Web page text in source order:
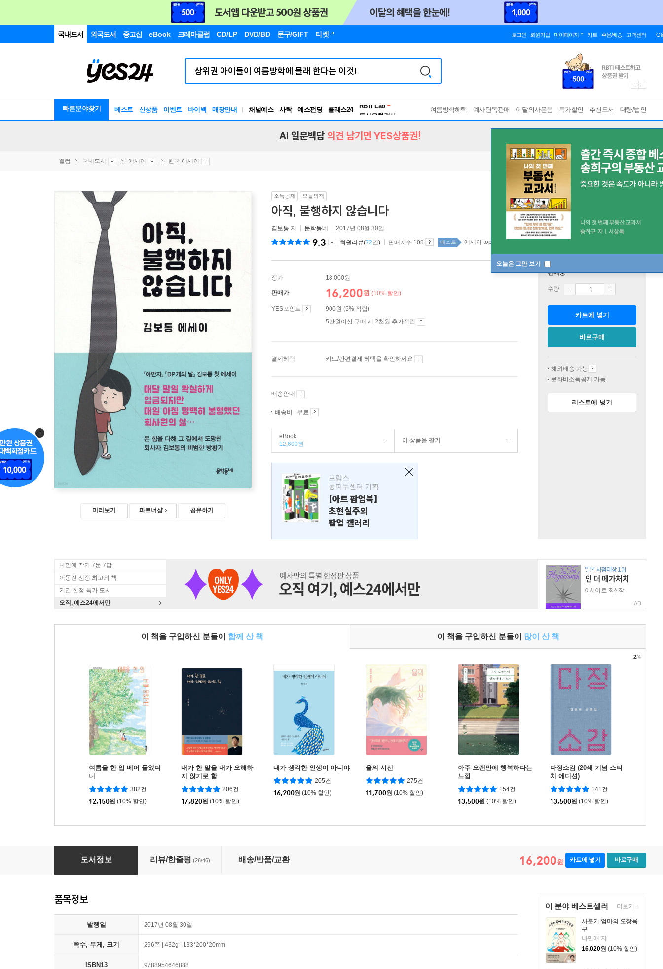
국내도서 외국도서 중고샵 eBook 크레마클럽 CD/LP DVD/BD 문구/GIFT 티켓 로그인 회원가입 마이페이지 카트 주문/배송 고객센터
빠른분야찾기 베스트 신상품 이벤트 바이백 매장안내 채널예스 사락 예스펀딩 클래스24
독서유형검사
RBTI Lab
여름방학혜택 예사단독판매 이달의사은품 특가할인 추천도서 대량/법인
오늘은 그만 보기
AI 일문백답 의견 남기면 YES상품권!
웰컴 국내도서 에세이 한국 에세이
미리보기 파트너샵 공유하기
소득공제 오늘의책
아직, 불행하지 않습니다
김보통 저 문학동네 2017년 08월 30일
9.3 회원리뷰(72건) 판매지수 108 베스트 에세이 top100 3주
정가 18,000원
판매가 16,200원 (10% 할인)
YES포인트
900원 (5% 적립)
5만원이상 구매 시 2천원 추가적립
결제혜택 카드/간편결제 혜택을 확인하세요
배송안내
배송비 : 무료
eBook
12,600원
이 상품을 팔기
프랑스
퐁피두센터 기획
[아트 팝업북]
초현실주의
팝업 갤러리
판매중
수량
카트에 넣기
바로구매
해외배송 가능
문화비소득공제 가능
리스트에 넣기
나민애 작가 7문 7답
이동진 선정 최고의 책
기간 한정 특가 도서
오직, 예스24에서만
AD
이 책을 구입하신 분들이 함께 산 책 이 책을 구입하신 분들이 많이 산 책
여름을 한 입 베어 물었더
니
382건
12,150원 (10% 할인)
내가 한 말을 내가 오해하
지 않기로 함
206건
17,820원 (10% 할인)
내가 생각한 인생이 아니야
205건
16,200원 (10% 할인)
율의 시선
275건
11,700원 (10% 할인)
아주 오랜만에 행복하다는
느낌
154건
13,500원 (10% 할인)
다정소감 (20쇄 기념 스티
치 에디션)
141건
13,500원 (10% 할인)
2/4
아직, 불행하지 않습니다
도서정보 리뷰/한줄평 (26/46) 배송/반품/교환 16,200원 카트에 넣기 바로구매
이 분야 베스트셀러
사춘기 엄마의 오장육
부
나민애 저
16,020원 (10% 할인)
더보기
품목정보
발행일 2017년 08월 30일
쪽수, 무게, 크기 296쪽 | 432g | 133*200*20mm
ISBN13 9788954646888